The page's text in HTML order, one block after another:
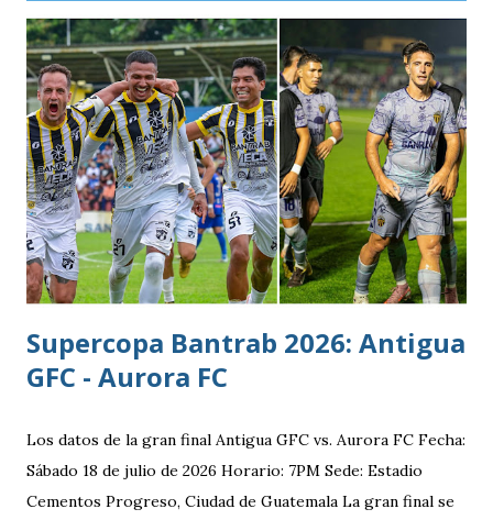
Supercopa Bantrab 2026: Antigua
GFC - Aurora FC
Los datos de la gran final Antigua GFC vs. Aurora FC Fecha:
Sábado 18 de julio de 2026 Horario: 7PM Sede: Estadio
Cementos Progreso, Ciudad de Guatemala La gran final se